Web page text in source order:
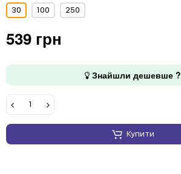
30 100 250
539 грн
Знайшли дешевше ?
Купити